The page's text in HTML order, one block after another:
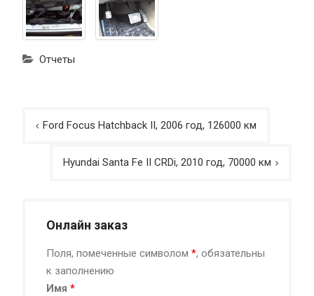
Отчеты
Навигация
записям
Ford Focus Hatchback II, 2006 год, 126000 км
Hyundai Santa Fe II CRDi, 2010 год, 70000 км
Онлайн заказ
Поля, помеченные символом *, обязательны
к заполнению
Имя *